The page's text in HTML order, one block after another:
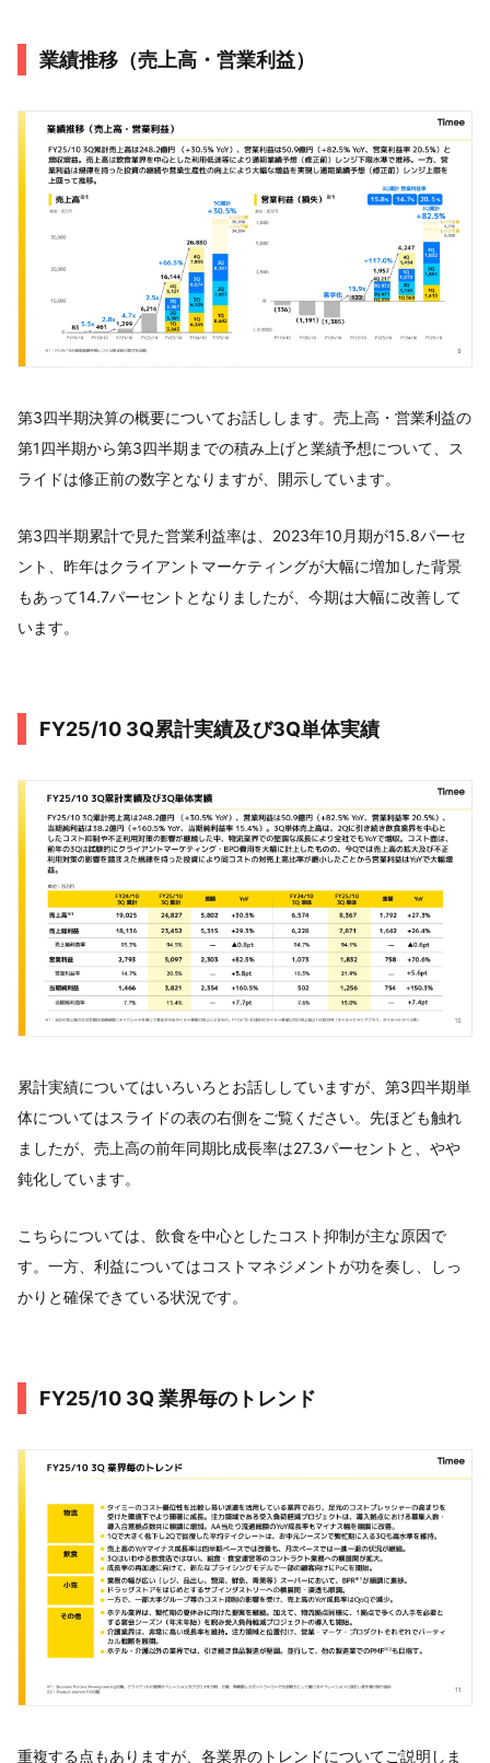
業績推移（売上高・営業利益）
第3四半期決算の概要についてお話しします。売上高・営業利益の
第1四半期から第3四半期までの積み上げと業績予想について、ス
ライドは修正前の数字となりますが、開示しています。
第3四半期累計で見た営業利益率は、2023年10月期が15.8パーセ
ント、昨年はクライアントマーケティングが大幅に増加した背景
もあって14.7パーセントとなりましたが、今期は大幅に改善して
います。
FY25/10 3Q累計実績及び3Q単体実績
累計実績についてはいろいろとお話ししていますが、第3四半期単
体についてはスライドの表の右側をご覧ください。先ほども触れ
ましたが、売上高の前年同期比成長率は27.3パーセントと、やや
鈍化しています。
こちらについては、飲食を中心としたコスト抑制が主な原因で
す。一方、利益についてはコストマネジメントが功を奏し、しっ
かりと確保できている状況です。
FY25/10 3Q 業界毎のトレンド
重複する点もありますが、各業界のトレンドについてご説明しま